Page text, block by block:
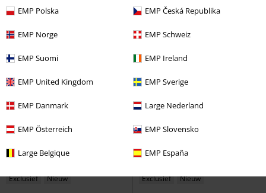
EMP Polska EMP Česká Republika
EMP Norge EMP Schweiz
EMP Suomi EMP Ireland
EMP United Kingdom EMP Sverige
EMP Danmark Large Nederland
EMP Österreich EMP Slovensko
Large Belgique EMP España
Gebreide trui Gebreide trui
Exclusief Nieuw Exclusief Nieuw